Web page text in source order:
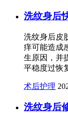
洗纹身后
洗纹身后皮
痒可能造成
生原因，并
平稳度过恢
术后护理
洗纹身后